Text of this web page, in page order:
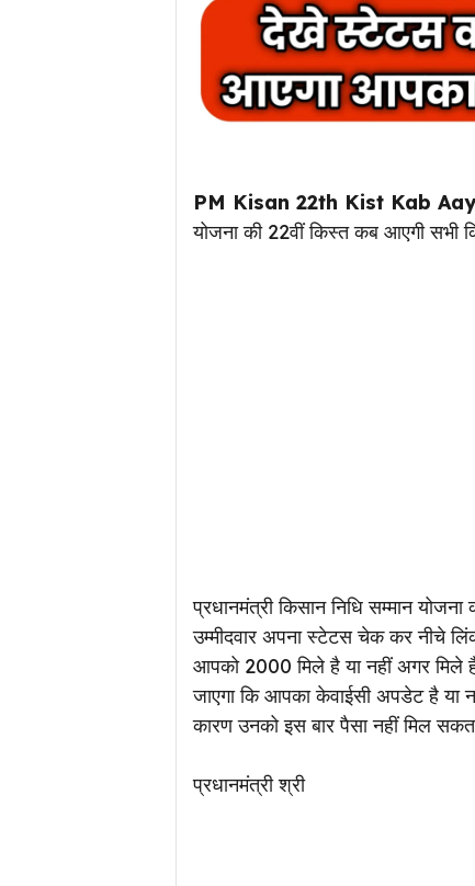
PM Kisan 22th Kist Kab
योजना की 22वीं किस्त कब आएगी सभी
प्रधानमंत्री किसान निधि सम्मान
उम्मीदवार अपना स्टेटस चेक कर नीचे
आपको ₹2000 मिले है या नहीं अगर
जाएगा कि आपका केवाईसी अपडेट है या
कारण उनको इस बार पैसा नहीं मिल
प्रधानमंत्री श्री